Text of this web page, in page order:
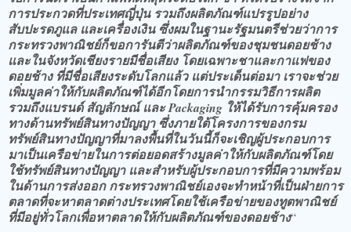
การประกวดที่ประเทศญี่ปุ่น รวมถึงผลิตภัณฑ์แปรรูปอย่าง
สับปะรดภูแล และเครื่องเงิน ซึ่งผมในฐานะรัฐมนตรีช่วยว่าการ
กระทรวงพาณิชย์ก็ขอการันตีว่าผลิตภัณฑ์ของชุมชนดอยช้าง
และในจังหวัดเชียงรายมีชื่อเสียง โดยเฉพาะชาและกาแฟของ
ดอยช้าง ที่มีชื่อเสียงระดับโลกแล้ว แต่ประเด็นต่อมา เราจะช่วย
เพิ่มมูลค่าให้กับผลิตภัณฑ์ได้อีกโดยการนำกรรมวิธีการผลิต
รวมถึงแบรนด์ สัญลักษณ์ และ Packaging ให้ได้รับการคุ้มครอง
ทางด้านทรัพย์สินทางปัญญา ซึ่งภายใต้โครงการของกรม
ทรัพย์สินทางปัญญาที่มาลงพื้นที่ในวันนี้ก็จะเชิญผู้ประกอบการ
มาเป็นเครือข่ายในการต่อยอดสร้างมูลค่าให้กับผลิตภัณฑ์โดย
ใช้ทรัพย์สินทางปัญญา และสำหรับผู้ประกอบการที่มีความพร้อม
ในด้านการส่งออก กระทรวงพาณิชย์เองจะทำหน้าที่เป็นฝ่ายการ
ตลาดที่จะหาตลาดต่างประเทศโดยใช้เครือข่ายของทูตพาณิชย์
ที่มีอยู่ทั่วโลกเพื่อหาตลาดให้กับผลิตภัณฑ์ของดอยช้าง“